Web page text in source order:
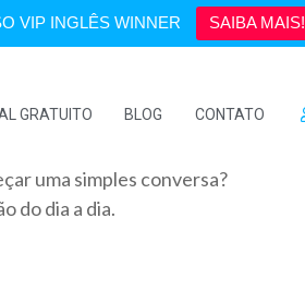
VIP INGLÊS WINNER SAIBA MAIS!
GRATUITO BLOG CONTATO
uma simples conversa?
do dia a dia.